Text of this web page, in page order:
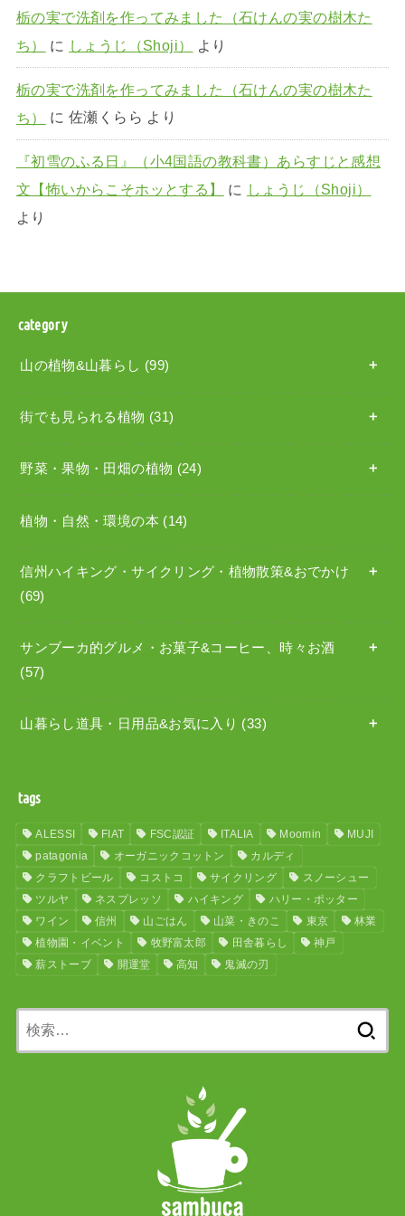
栃の実で洗剤を作ってみました（石けんの実の樹木た
ち）
に しょうじ（Shoji） より
栃の実で洗剤を作ってみました（石けんの実の樹木た
ち）
に 佐瀬くらら より
『初雪のふる日』（小4国語の教科書）あらすじと感想
文【怖いからこそホッとする】
に しょうじ（Shoji）
より
category
山の植物&山暮らし (99)
街でも見られる植物 (31)
野菜・果物・田畑の植物 (24)
植物・自然・環境の本 (14)
信州ハイキング・サイクリング・植物散策&おでかけ
(69)
サンブーカ的グルメ・お菓子&コーヒー、時々お酒
(57)
山暮らし道具・日用品&お気に入り (33)
tags
ALESSI FIAT FSC認証 ITALIA Moomin
MUJI
patagonia
オーガニックコットン
カルディ
クラフトビール
コストコ サイクリング
スノーシュー
ツルヤ
ネスプレッソ ハイキング
ハリー・ポッター
ワイン
信州 山ごはん 山菜・きのこ 東京
林業
植物園・イベント
牧野富太郎 田舎暮らし
神戸
薪ストーブ
開運堂 高知 鬼滅の刃